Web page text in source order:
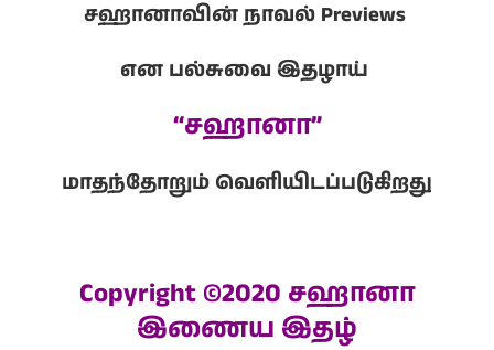
சஹானாவின் நாவல் Previews
என பல்சுவை இதழாய்
“சஹானா”
மாதந்தோறும் வெளியிடப்படுகிறது
Copyright ©2020 சஹானா
இணைய இதழ்